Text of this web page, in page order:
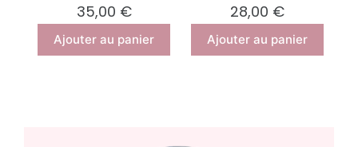
35,00 €
Ajouter au panier
28,00 €
Ajouter au panier